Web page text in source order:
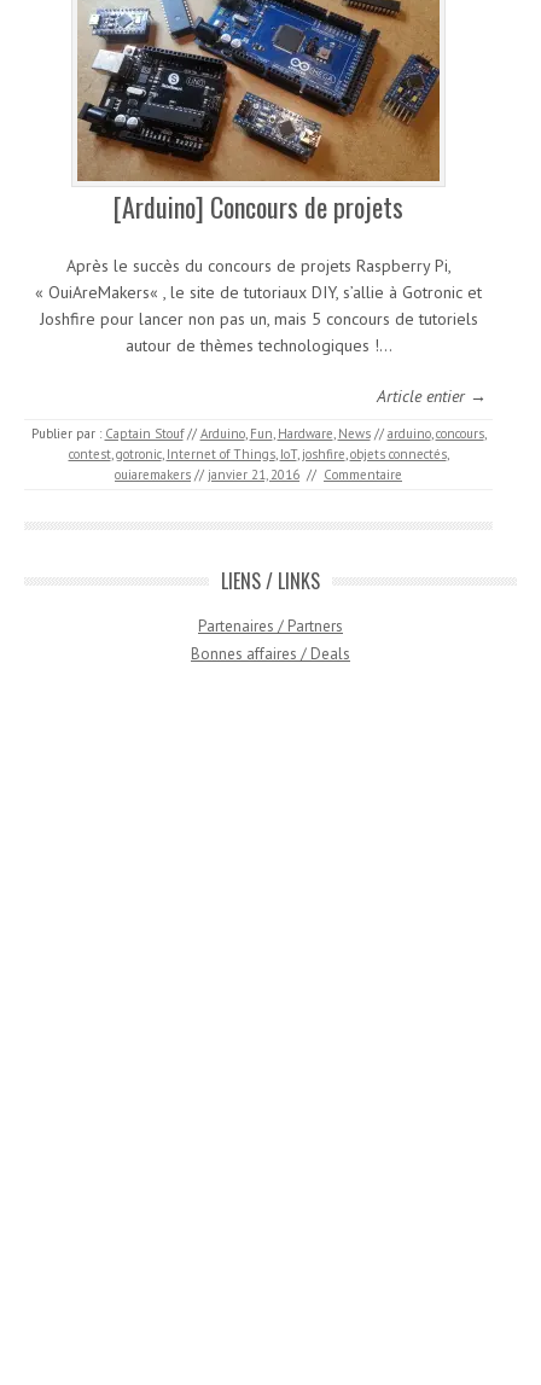
[Arduino] Concours de projets
Après le succès du concours de projets Raspberry Pi,
« OuiAreMakers« , le site de tutoriaux DIY, s’allie à Gotronic et
Joshfire pour lancer non pas un, mais 5 concours de tutoriels
autour de thèmes technologiques !…
Article entier →
Publier par : Captain Stouf // Arduino, Fun, Hardware, News // arduino,concours,
contest,gotronic, Internet of Things, IoT, joshfire,objets connectés,
ouiaremakers // janvier 21, 2016 // Commentaire
LIENS / LINKS
Partenaires / Partners
Bonnes affaires / Deals